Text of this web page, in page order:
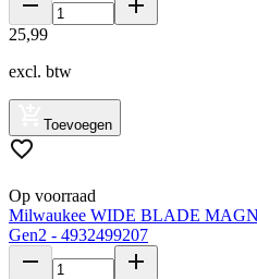
25,99
excl. btw
Toevoegen
Op voorraad
Milwaukee WIDE BLADE
Gen2 - 4932499207